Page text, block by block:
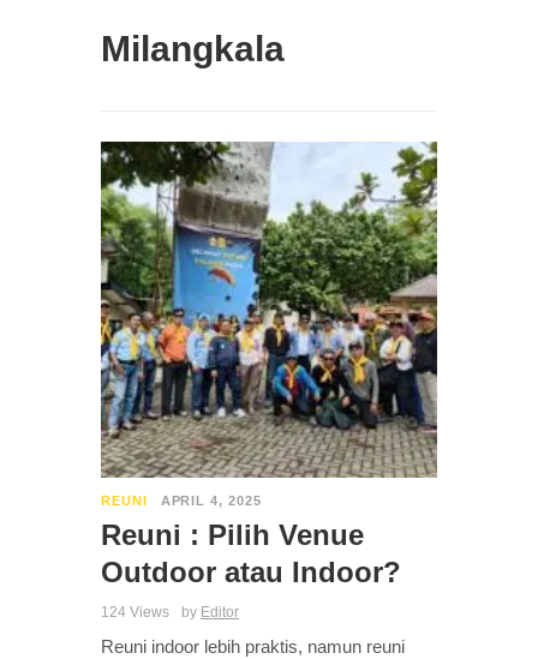
Milangkala
REUNI APRIL 4, 2025
Reuni : Pilih Venue
Outdoor atau Indoor?
124 Views by Editor
Reuni indoor lebih praktis, namun reuni